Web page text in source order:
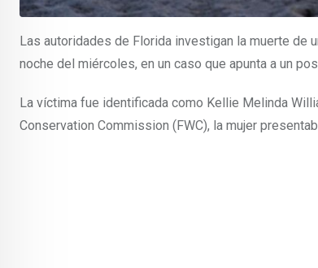
Las autoridades de Florida investigan la muerte de
noche del miércoles, en un caso que apunta a un
La víctima fue identificada como Kellie Melinda
Conservation Commission (FWC), la mujer